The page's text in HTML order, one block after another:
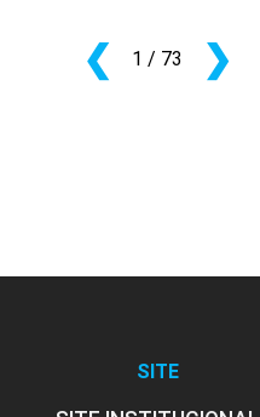
❮ 1 / 73 ❯
SITE